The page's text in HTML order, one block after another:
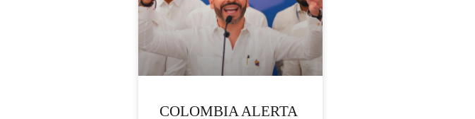
COLOMBIA ALERTA